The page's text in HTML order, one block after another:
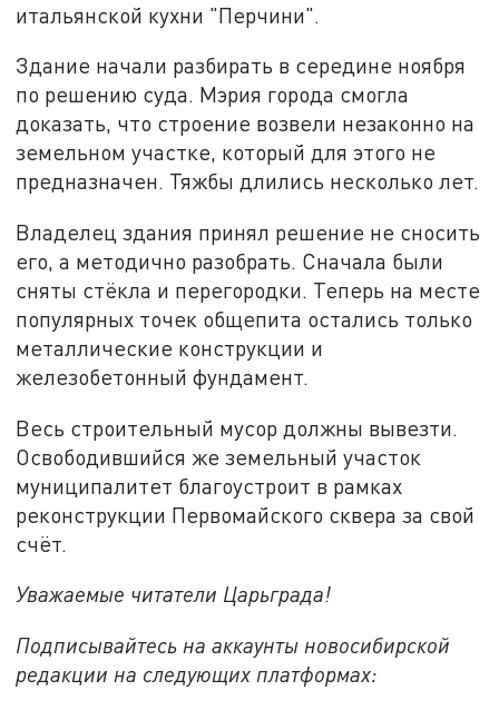
итальянской кухни "Перчини".
Здание начали разбирать в середине ноября
по решению суда. Мэрия города смогла
доказать, что строение возвели незаконно на
земельном участке, который для этого не
предназначен. Тяжбы длились несколько лет.
Владелец здания принял решение не сносить
его, а методично разобрать. Сначала были
сняты стёкла и перегородки. Теперь на месте
популярных точек общепита остались только
металлические конструкции и
железобетонный фундамент.
Весь строительный мусор должны вывезти.
Освободившийся же земельный участок
муниципалитет благоустроит в рамках
реконструкции Первомайского сквера за свой
счёт.
Уважаемые читатели Царьграда!
Подписывайтесь на аккаунты новосибирской
редакции на следующих платформах: